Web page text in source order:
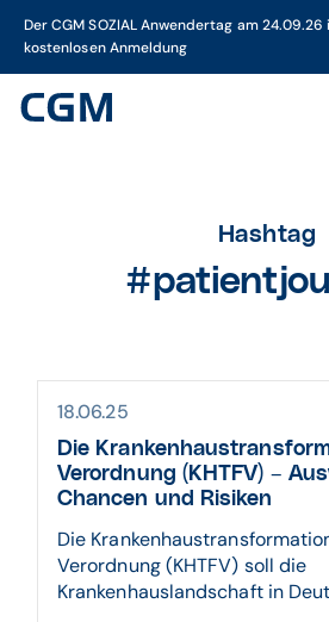
Der CGM SOZIAL Anwendertag am
kostenlosen Anmeldung
Hashtag
18.06.25
Die
Verord­nung (KHTFV) –
Chancen und Risiken
Die
Verordnung (KHTFV) soll die
Krankenhauslandschaft in